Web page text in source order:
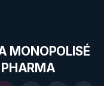
MONOPOLISÉ
PHARMA